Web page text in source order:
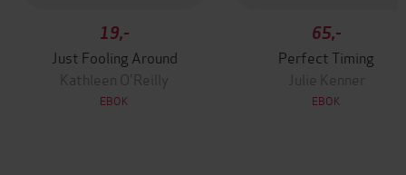
19,-
Just Fooling Around
Kathleen O'Reilly
EBOK
65,-
Perfect Timing
Julie Kenner
EBOK